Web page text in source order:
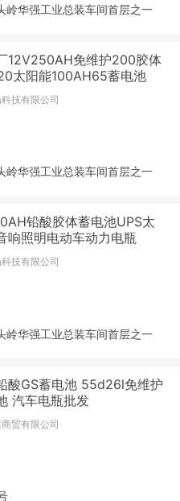
岭华强工业总装车间首层之一
12V250AH免维护200胶体
太阳能100AH65蓄电池
技有限公司
岭华强工业总装车间首层之一
铅酸胶体蓄电池UPS太
响照明电动车动力电瓶
技有限公司
岭华强工业总装车间首层之一
酸GS蓄电池 55d26l免维护
汽车电瓶批发
贸有限公司